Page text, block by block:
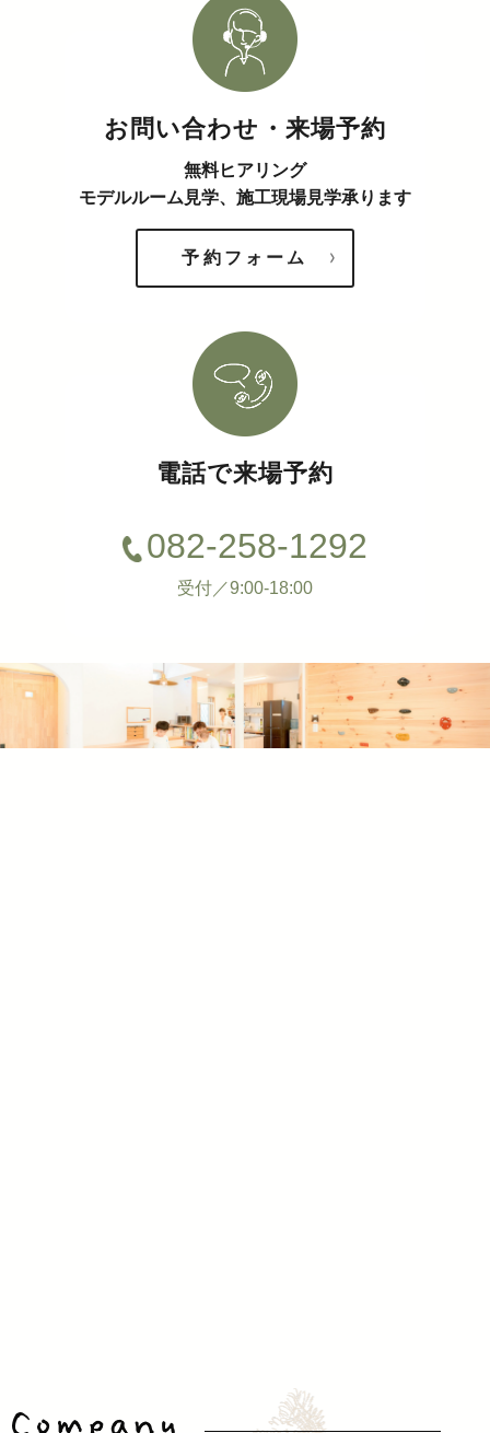
お問い合わせ・来場予約
無料ヒアリング
モデルルーム見学、施工現場見学承ります
予約フォーム
電話で来場予約
082-258-1292
受付／9:00-18:00